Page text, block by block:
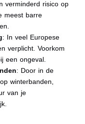
verminderd risico op
meest barre
: In veel Europese
verplicht. Voorkom
een ongeval.
: Door in de
winterbanden,
van je